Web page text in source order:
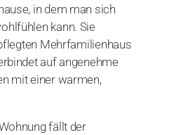
in dem man sich
kann. Sie
Mehrfamilienhaus
auf angenehme
mit einer warmen,
fällt der